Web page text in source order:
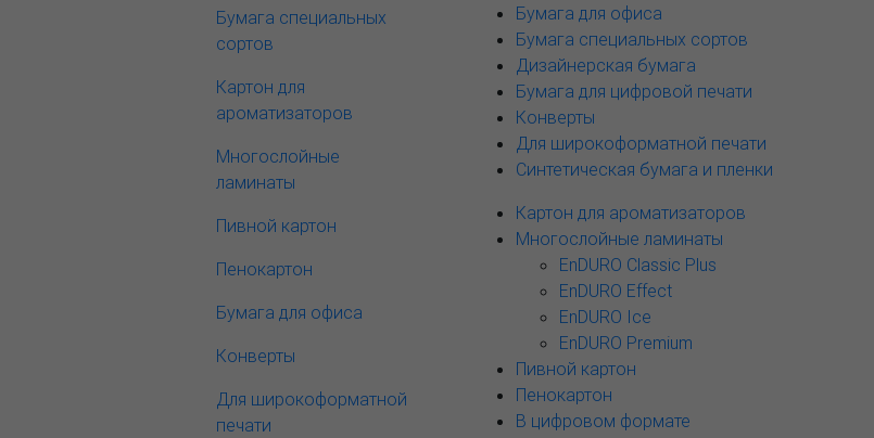
Бумага специальных
сортов
Картон для
ароматизаторов
Многослойные
ламинаты
Пивной картон
Пенокартон
Бумага для офиса
Конверты
Для широкоформатной
печати
Бумага для офиса
Бумага специальных сортов
Дизайнерская бумага
Бумага для цифровой печати
Конверты
Для широкоформатной печати
Синтетическая бумага и пленки
Картон для ароматизаторов
Многослойные ламинаты
EnDURO Classic Plus
EnDURO Effect
EnDURO Ice
EnDURO Premium
Пивной картон
Пенокартон
В цифровом формате